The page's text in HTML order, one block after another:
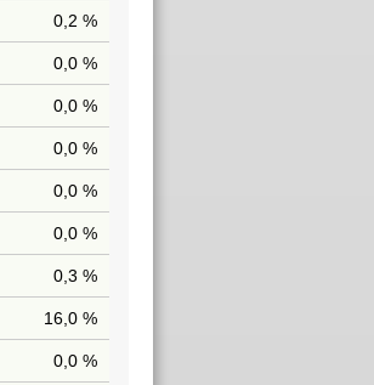
0,2 %
0,0 %
0,0 %
0,0 %
0,0 %
0,0 %
0,3 %
16,0 %
0,0 %